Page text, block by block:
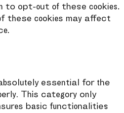
to opt-out of these cookies.
these cookies may affect
essential for the
This category only
basic functionalities